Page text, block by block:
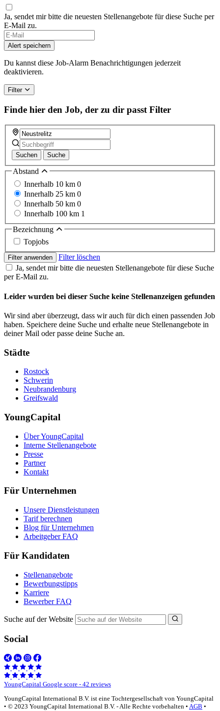
Ja, sendet mir bitte die neuesten Stellenangebote für diese Suche per
E-Mail zu.
If
you
are
a
human,
this
field
Alert speichern
Du kannst diese Job-Alarm Benachrichtigungen jederzeit
deaktivieren.
Filter
Finde hier den Job, der zu dir passt Filter
Suchen Suche
Abstand
Innerhalb 10 km 0
Innerhalb 25 km 0
Innerhalb 50 km 0
Innerhalb 100 km 1
Bezeichnung
Topjobs
Filter anwenden
Filter löschen
Ja, sendet mir bitte die neuesten Stellenangebote für diese Suche
per E-Mail zu.
Leider wurden bei dieser Suche keine Stellenanzeigen gefunden
Wir sind aber überzeugt, dass wir auch für dich einen passenden Job
haben. Speichere deine Suche und erhalte neue Stellenangebote in
deiner Mail oder passe deine Suche an.
Städte
Rostock
Schwerin
Neubrandenburg
Greifswald
YoungCapital
Über YoungCapital
Interne Stellenangebote
Presse
Partner
Kontakt
Für Unternehmen
Unsere Dienstleistungen
Tarif berechnen
Blog für Unternehmen
Arbeitgeber FAQ
Für Kandidaten
Stellenangebote
Bewerbungstipps
Karriere
Bewerber FAQ
Suche auf der Website
Social
YoungCapital Google score - 42 reviews
YoungCapital International B.V. ist eine Tochtergesellschaft von YoungCapital
• © 2023 YoungCapital International B.V. - Alle Rechte vorbehalten • AGB •